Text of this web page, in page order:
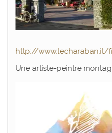
http://www.lecharaban.it/
Une artiste-peintre